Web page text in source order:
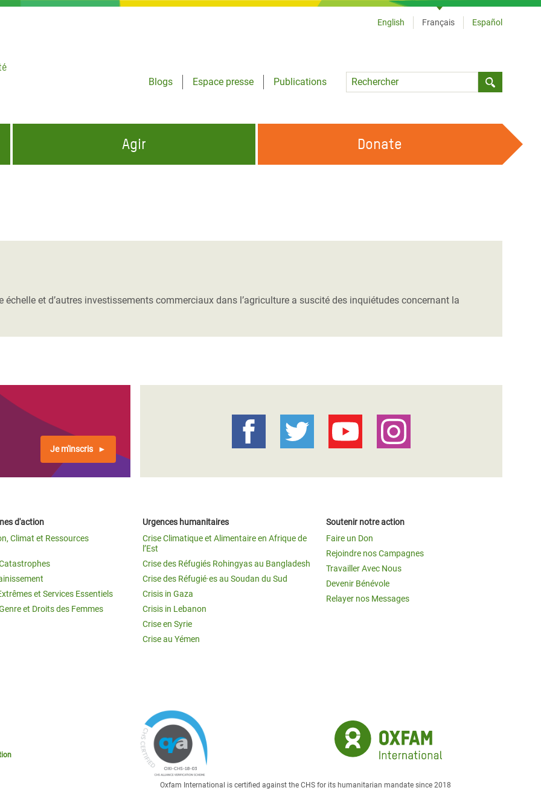
Blogs
Espace presse
Publications
Language
English Français Español
en Afrique de
Yémen
Réfugié·es au
du Sud
Agir Donate
échelle et d’autres investissements commerciaux dans l’agriculture a suscité des inquiétudes concernant la
Je m'inscris
d'action
Climat et Ressources
et Services Essentiels
et Droits des Femmes
Urgences humanitaires
Crise Climatique et Alimentaire en Afrique de
l’Est
Crise des Réfugiés Rohingyas au Bangladesh
Crise des Réfugié·es au Soudan du Sud
Crisis in Gaza
Crisis in Lebanon
Crise en Syrie
Crise au Yémen
Soutenir notre action
Faire un Don
Rejoindre nos Campagnes
Travailler Avec Nous
Devenir Bénévole
Relayer nos Messages
Oxfam International is certified against the CHS for its humanitarian mandate since 2018